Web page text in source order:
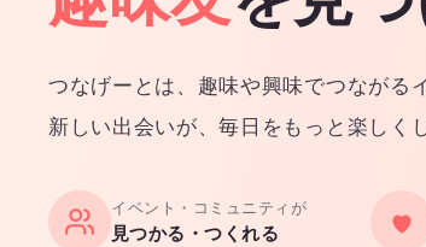
つなげーとは、趣味や興味でつながる
新しい出会いが、毎日をもっと楽しく
イベント・コミュニティが
見つかる・つくれる